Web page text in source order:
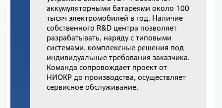
аккумуляторными батареями около 100
тысяч электромобилей в год. Наличие
собственного R&D центра позволяет
разрабатывать, наряду с типовыми
системами, комплексные решения под
индивидуальные требования заказчика.
Команда сопровождает проект от
НИОКР до производства, осуществляет
сервисное обслуживание.